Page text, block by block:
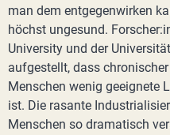
man dem entgegenwirken
höchst ungesund.
University und der
aufgestellt, dass
Menschen wenig geeignete
ist. Die rasante
Menschen so dramatisch